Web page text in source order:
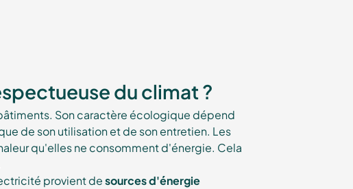
du climat ?
Son caractère écologique dépend
de son utilisation et de son entretien. Les
qu'elles ne consomment d'énergie. Cela
provient desources d'énergie